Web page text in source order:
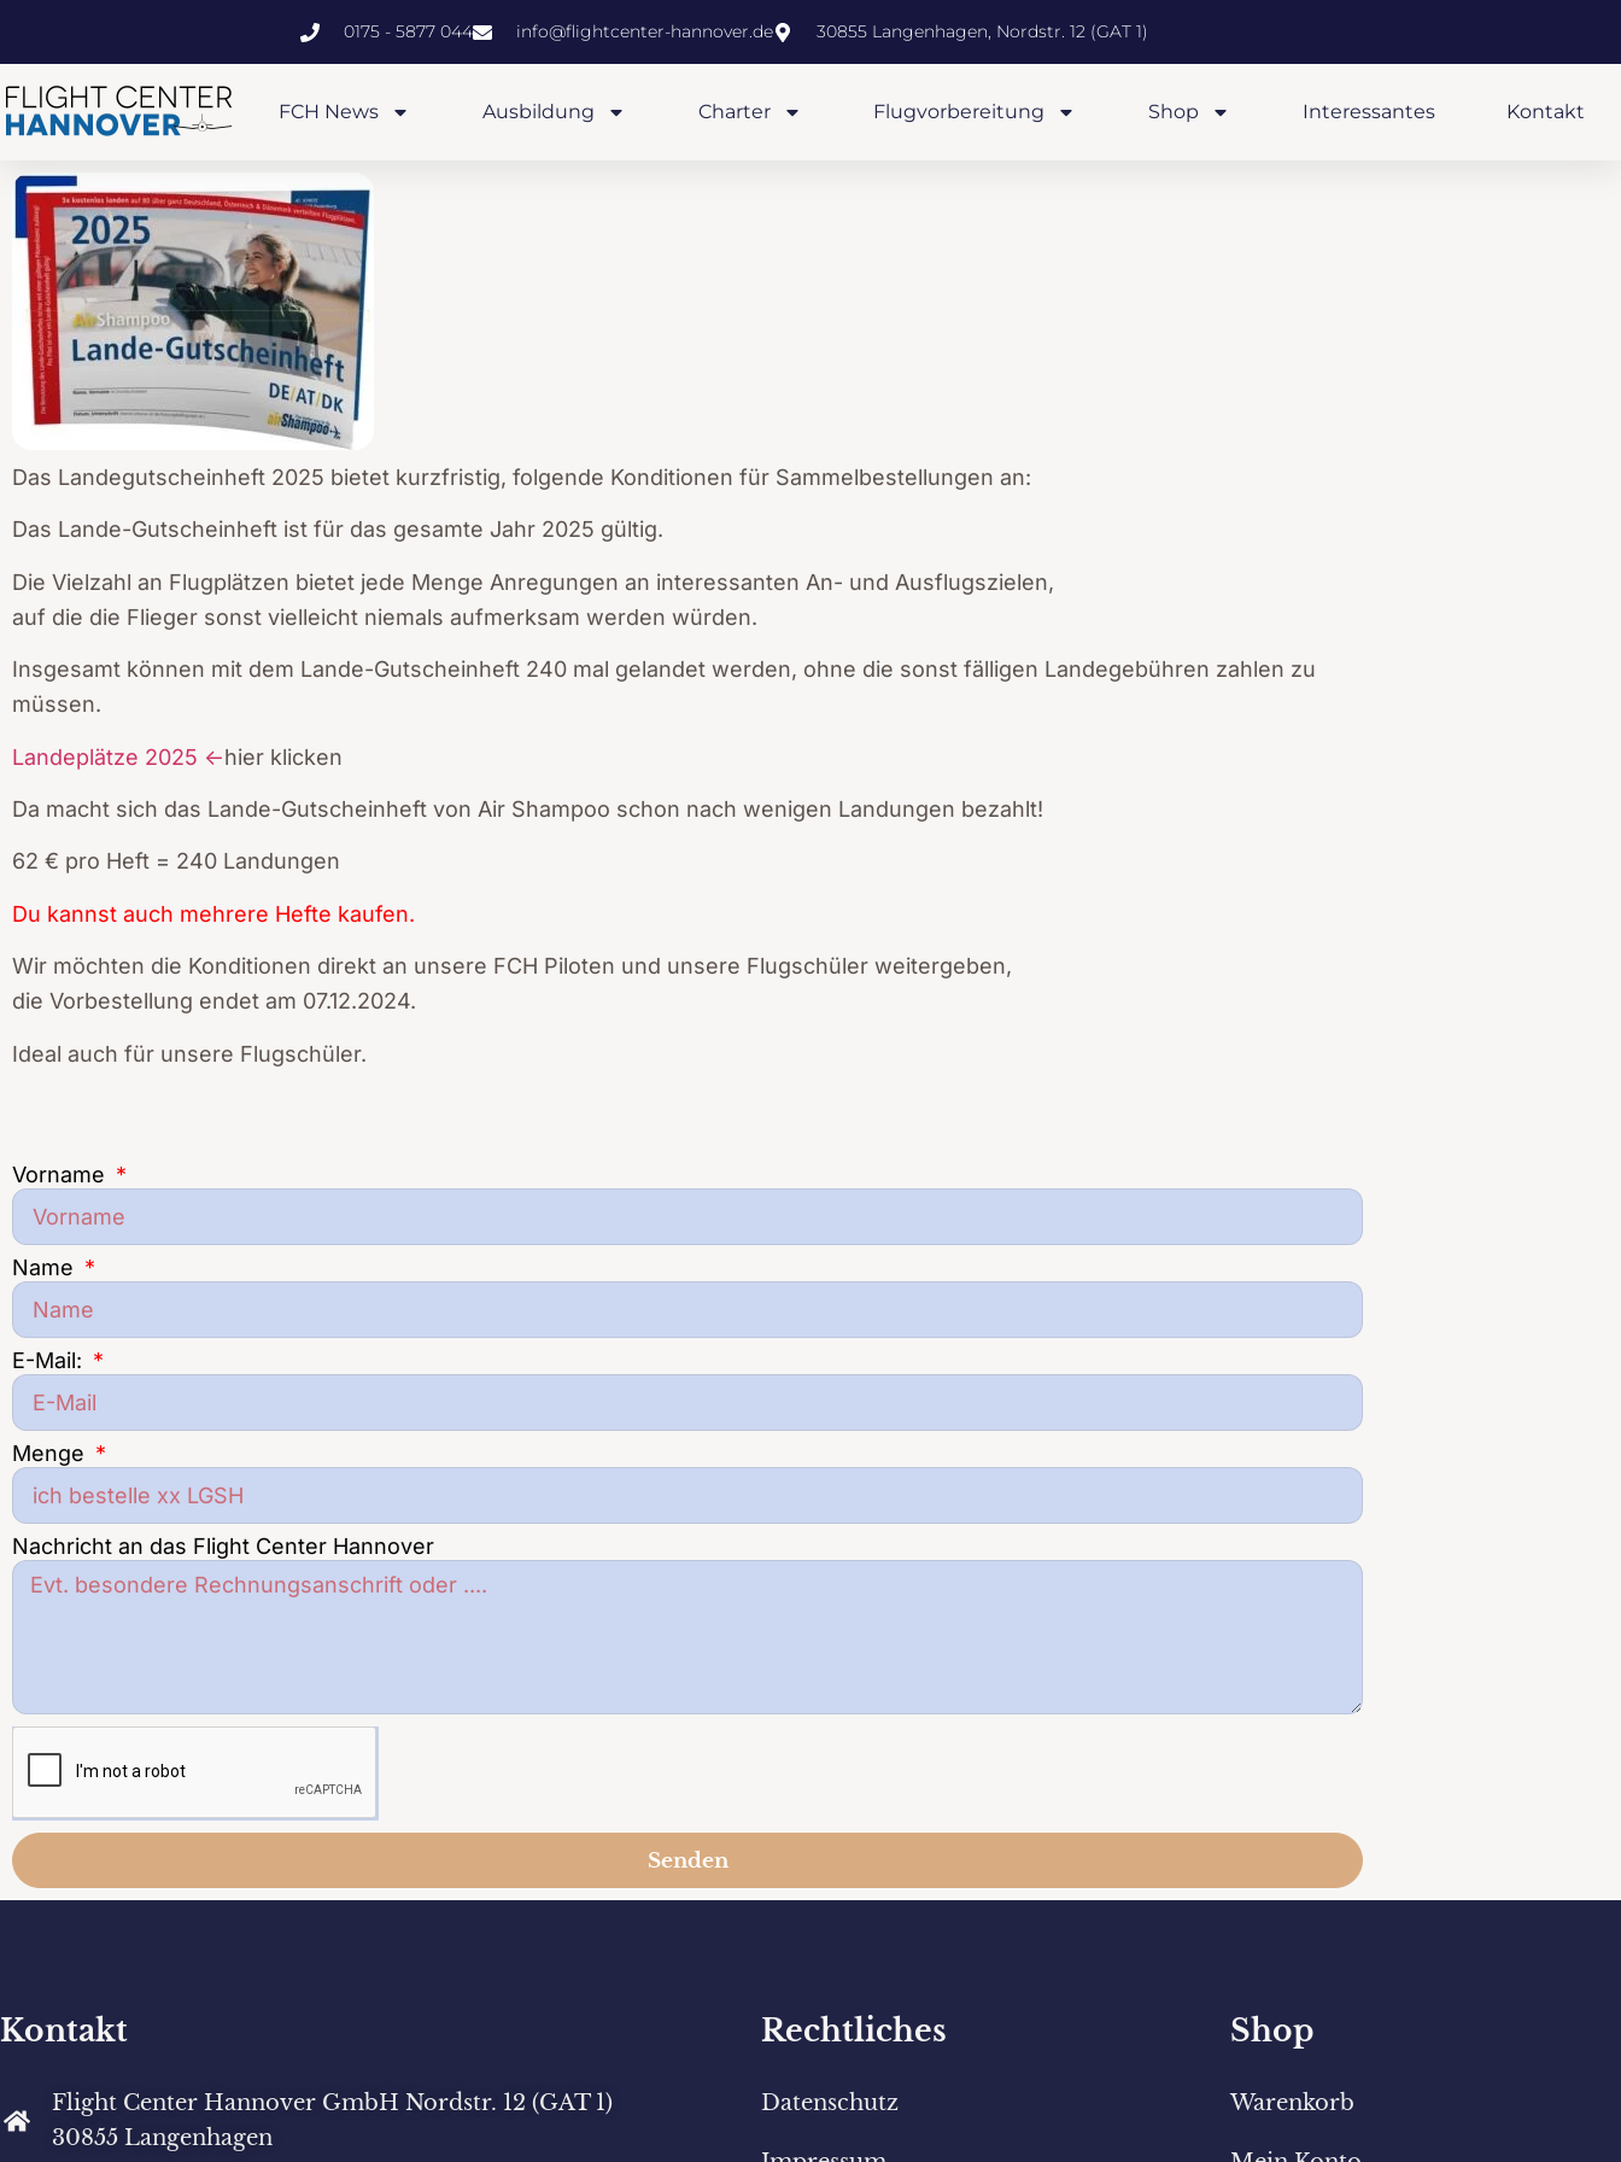
0175 - 5877 044 info@flightcenter-hannover.de 30855 Langenhagen, Nordstr. 12 (GAT 1)
FCH News Ausbildung Charter Flugvorbereitung Shop Interessantes Kontakt
Das Landegutscheinheft 2025 bietet kurzfristig, folgende Konditionen für Sammelbestellungen an:
Das Lande-Gutscheinheft ist für das gesamte Jahr 2025 gültig.
Die Vielzahl an Flugplätzen bietet jede Menge Anregungen an interessanten An- und Ausflugszielen,
auf die die Flieger sonst vielleicht niemals aufmerksam werden würden.
Insgesamt können mit dem Lande-Gutscheinheft 240 mal gelandet werden, ohne die sonst fälligen Landegebühren zahlen zu
müssen.
Landeplätze 2025 <-hier klicken
Da macht sich das Lande-Gutscheinheft von Air Shampoo schon nach wenigen Landungen bezahlt!
62 € pro Heft = 240 Landungen
Du kannst auch mehrere Hefte kaufen.
Wir möchten die Konditionen direkt an unsere FCH Piloten und unsere Flugschüler weitergeben,
die Vorbestellung endet am 07.12.2024.
Ideal auch für unsere Flugschüler.
Vorname
Name
E-Mail:
Menge
Nachricht an das Flight Center Hannover
Senden
Kontakt
Flight Center Hannover GmbH Nordstr. 12 (GAT 1)
30855 Langenhagen
Rechtliches
Datenschutz
Shop
Warenkorb